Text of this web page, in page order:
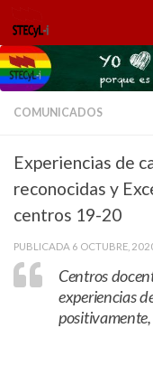
Saltar al contenido
COMUNICADOS
Experiencias de
reconocidas y
centros 19-20
PUBLICADA 6 OCTUBRE,
Centros
experiencias